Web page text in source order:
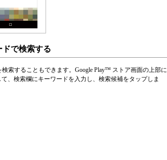
ドで検索する
索することもできます。Google Play™ ストア画面の上部に
て、検索欄にキーワードを入力し、検索候補をタップしま